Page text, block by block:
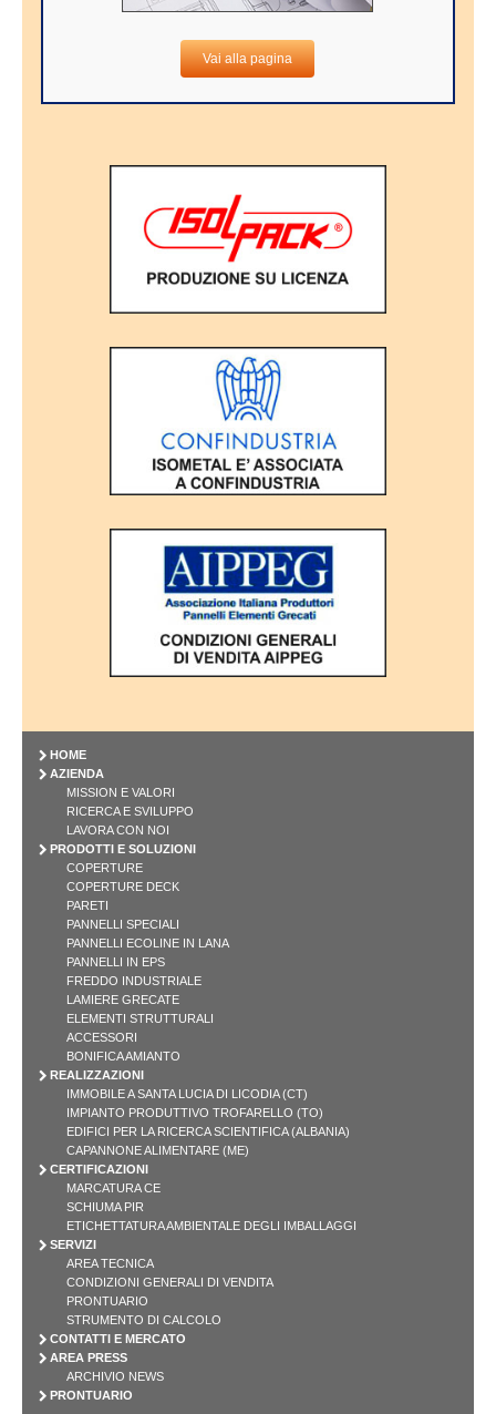
Vai alla pagina
HOME
AZIENDA
MISSION E VALORI
RICERCA E SVILUPPO
LAVORA CON NOI
PRODOTTI E SOLUZIONI
COPERTURE
COPERTURE DECK
PARETI
PANNELLI SPECIALI
PANNELLI ECOLINE IN LANA
PANNELLI IN EPS
FREDDO INDUSTRIALE
LAMIERE GRECATE
ELEMENTI STRUTTURALI
ACCESSORI
BONIFICA AMIANTO
REALIZZAZIONI
IMMOBILE A SANTA LUCIA DI LICODIA (CT)
IMPIANTO PRODUTTIVO TROFARELLO (TO)
EDIFICI PER LA RICERCA SCIENTIFICA (ALBANIA)
CAPANNONE ALIMENTARE (ME)
CERTIFICAZIONI
MARCATURA CE
SCHIUMA PIR
ETICHETTATURA AMBIENTALE DEGLI IMBALLAGGI
SERVIZI
AREA TECNICA
CONDIZIONI GENERALI DI VENDITA
PRONTUARIO
STRUMENTO DI CALCOLO
CONTATTI E MERCATO
AREA PRESS
ARCHIVIO NEWS
PRONTUARIO